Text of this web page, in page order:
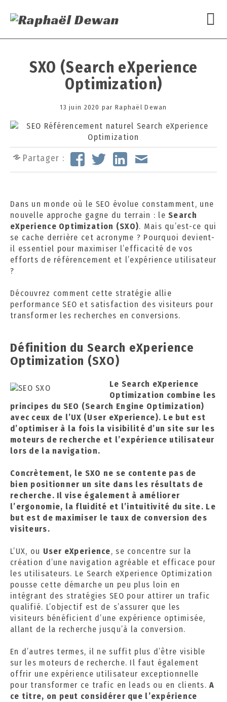
SXO (Search eXperience
Optimization)
Posted
13 juin 2020 1
o
c
t
o
b
2
0
2
4
parRaphaël Dewan
Partager :
Dans un monde où le SEO évolue constamment, une
nouvelle approche gagne du terrain : leSearch
eXperience Optimization (SXO). Mais qu’est-ce qui
se cache derrière cet acronyme ? Pourquoi devient-
il essentiel pour maximiser l’efficacité de vos
efforts de référencement et l’expérience utilisateur
?
Découvrez comment cette stratégie allie
performance SEO et satisfaction des visiteurs pour
transformer les recherches en conversions.
Définition du Search eXperience
Optimization (SXO)
Le Search eXperience
Optimization combine les
principes du SEO (Search Engine Optimization)
avec ceux de l’UX (User eXperience). Le but est
d’optimiser à la fois la visibilité d’un site sur les
moteurs de recherche et l’expérience utilisateur
lors de la navigation.
Concrètement, le SXO ne se contente pas de
bien positionner un site dans les résultats de
recherche. Il vise également à améliorer
l’ergonomie, la fluidité et l’intuitivité du site. Le
but est de maximiser le taux de conversion des
visiteurs.
L’UX, ou User eXperience, se concentre sur la
création d’une navigation agréable et efficace pour
les utilisateurs. Le Search eXperience Optimization
pousse cette démarche un peu plus loin en
intégrant des stratégies SEO pour attirer un trafic
qualifié. L’objectif est de s’assurer que les
visiteurs bénéficient d’une expérience optimisée,
allant de la recherche jusqu’à la conversion.
En d’autres termes, il ne suffit plus d’être visible
sur les moteurs de recherche. Il faut également
offrir une expérience utilisateur exceptionnelle
pour transformer ce trafic en leads ou en clients.A
ce titre, on peut considérer que l’expérience